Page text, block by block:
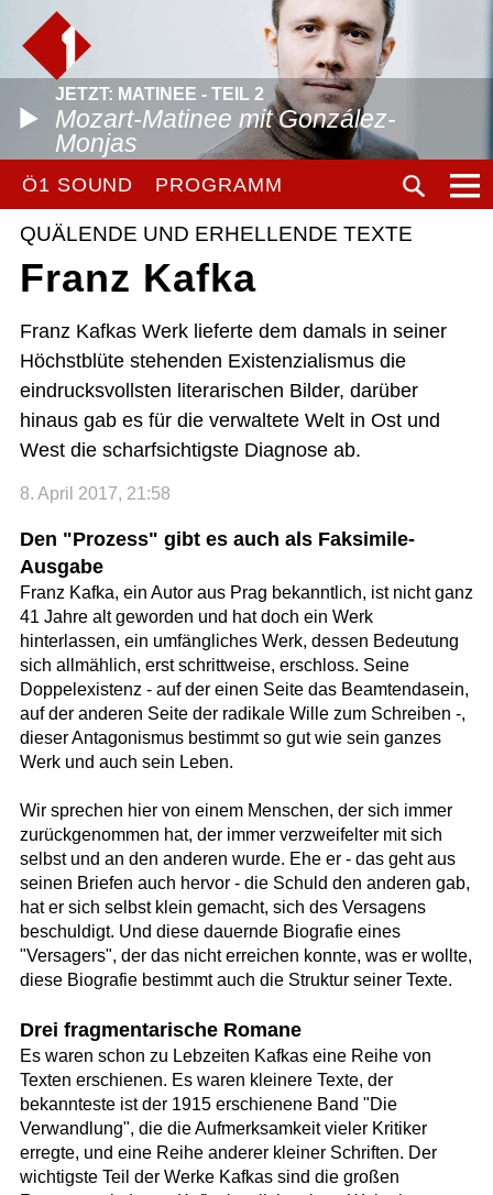
JETZT: MATINEE - TEIL 2
Mozart-Matinee mit González-
Monjas
Ö1 SOUND PROGRAMM
QUÄLENDE UND ERHELLENDE TEXTE
Franz Kafka
Franz Kafkas Werk lieferte dem damals in seiner
Höchstblüte stehenden Existenzialismus die
eindrucksvollsten literarischen Bilder, darüber
hinaus gab es für die verwaltete Welt in Ost und
West die scharfsichtigste Diagnose ab.
8. April 2017, 21:58
Den "Prozess" gibt es auch als Faksimile-
Ausgabe
Franz Kafka, ein Autor aus Prag bekanntlich, ist nicht ganz
41 Jahre alt geworden und hat doch ein Werk
hinterlassen, ein umfängliches Werk, dessen Bedeutung
sich allmählich, erst schrittweise, erschloss. Seine
Doppelexistenz - auf der einen Seite das Beamtendasein,
auf der anderen Seite der radikale Wille zum Schreiben -,
dieser Antagonismus bestimmt so gut wie sein ganzes
Werk und auch sein Leben.
Wir sprechen hier von einem Menschen, der sich immer
zurückgenommen hat, der immer verzweifelter mit sich
selbst und an den anderen wurde. Ehe er - das geht aus
seinen Briefen auch hervor - die Schuld den anderen gab,
hat er sich selbst klein gemacht, sich des Versagens
beschuldigt. Und diese dauernde Biografie eines
"Versagers", der das nicht erreichen konnte, was er wollte,
diese Biografie bestimmt auch die Struktur seiner Texte.
Drei fragmentarische Romane
Es waren schon zu Lebzeiten Kafkas eine Reihe von
Texten erschienen. Es waren kleinere Texte, der
bekannteste ist der 1915 erschienene Band "Die
Verwandlung", die die Aufmerksamkeit vieler Kritiker
erregte, und eine Reihe anderer kleiner Schriften. Der
wichtigste Teil der Werke Kafkas sind die großen